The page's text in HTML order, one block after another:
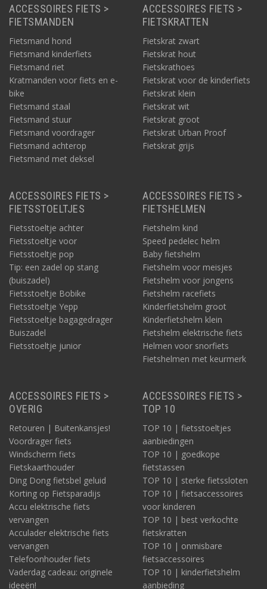
ACCESSOIRES FIETS >
FIETSMANDEN
Fietsmand hond
Fietsmand kinderfiets
Fietsmand riet
Kratmanden voor fiets en e-
bike
Fietsmand staal
Fietsmand stuur
Fietsmand voordrager
Fietsmand achterop
Fietsmand met deksel
ACCESSOIRES FIETS >
FIETSKRATTEN
Fietskrat zwart
Fietskrat hout
Fietskrathoes
Fietskrat voor de kinderfiets
Fietskrat klein
Fietskrat wit
Fietskrat groot
Fietskrat Urban Proof
Fietskrat grijs
ACCESSOIRES FIETS >
FIETSSTOELTJES
Fietsstoeltje achter
Fietsstoeltje voor
Fietsstoeltje pop
Tip: een zadel op stang
(buiszadel)
Fietsstoeltje Bobike
Fietsstoeltje Yepp
Fietsstoeltje bagagedrager
Buiszadel
Fietsstoeltje junior
ACCESSOIRES FIETS >
FIETSHELMEN
Fietshelm kind
Speed pedelec helm
Baby fietshelm
Fietshelm voor meisjes
Fietshelm voor jongens
Fietshelm racefiets
Kinderfietshelm groot
Kinderfietshelm klein
Fietshelm elektrische fiets
Helmen voor snorfiets
Fietshelmen met keurmerk
ACCESSOIRES FIETS >
OVERIG
Retouren | Buitenkansjes!
Voordrager fiets
Windscherm fiets
Fietskaarthouder
Ding Dong fietsbel geluid
Korting op Fietsparadijs
Accu elektrische fiets
vervangen
Acculader elektrische fiets
vervangen
Telefoonhouder fiets
Vaderdag cadeau: originele
ideeën!
ACCESSOIRES FIETS >
TOP 10
TOP 10 | fietsstoeltjes
aanbiedingen
TOP 10 | goedkope
fietstassen
TOP 10 | sterke fietssloten
TOP 10 | fietsaccessoires
voor kinderen
TOP 10 | best verkochte
fietskratten
TOP 10 | onmisbare
fietsaccessoires
TOP 10 | kinderfietshelm
aanbieding